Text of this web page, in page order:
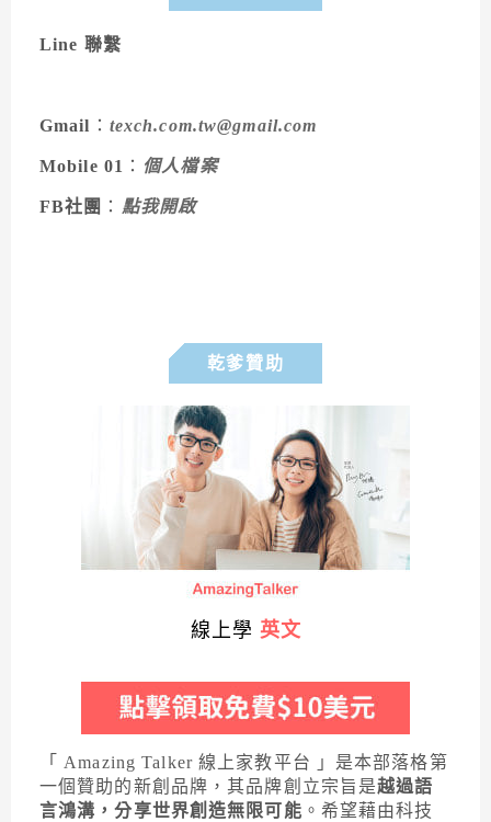
Line 聯繫
Gmail ： texch.com.tw@gmail.com
Mobile 01 ： 個人檔案
FB社團 ： 點我開啟
乾爹贊助
線上學 英文
「 Amazing Talker 線上家教平台 」是本部落格第
一個贊助的新創品牌，其品牌創立宗旨是越過語
言鴻溝，分享世界創造無限可能 。希望藉由科技